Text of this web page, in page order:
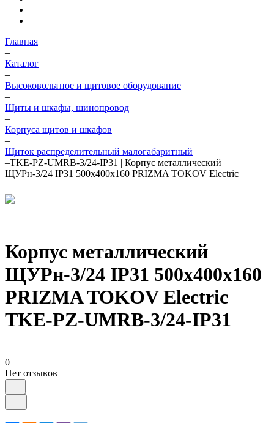
Главная
–
Каталог
–
Высоковольтное и щитовое оборудование
–
Щиты и шкафы, шинопровод
–
Корпуса щитов и шкафов
–
Щиток распределительный малогабаритный
–TKE-PZ-UMRB-3/24-IP31 | Корпус металлический
ЩУРн-3/24 IP31 500х400х160 PRIZMA TOKOV Electric
Корпус металлический
ЩУРн-3/24 IP31 500х400х160
PRIZMA TOKOV Electric
TKE-PZ-UMRB-3/24-IP31
0
Нет отзывов